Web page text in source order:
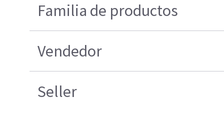
Familia de productos
Vendedor
Seller